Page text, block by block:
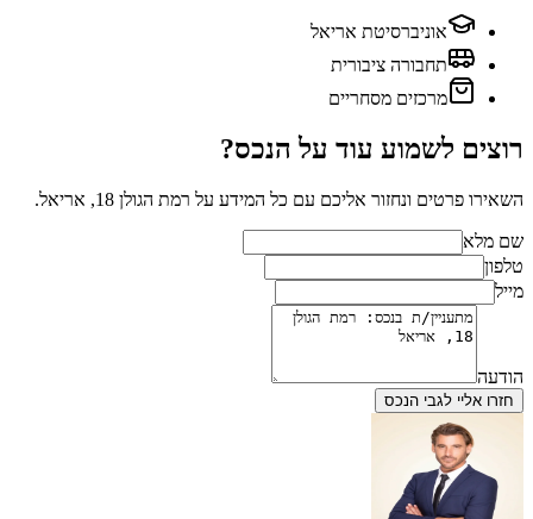
אוניברסיטת אריאל
תחבורה ציבורית
מרכזים מסחריים
רוצים לשמוע עוד על הנכס?
השאירו פרטים ונחזור אליכם עם כל המידע על רמת הגולן 18, אריאל .
שם מלא
טלפון
מייל
הודעה
חזרו אליי לגבי הנכס